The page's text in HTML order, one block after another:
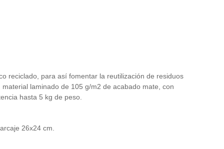
reciclado, para así fomentar la reutilización de residuos
laminado de 105 g/m2 de acabado mate, con
hasta 5 kg de peso.
26x24 cm.